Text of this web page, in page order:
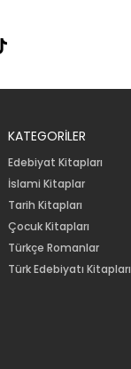
KATEGORİLER
Edebiyat Kitapları
İslami Kitaplar
Tarih Kitapları
Çocuk Kitapları
Türkçe Romanlar
Türk Edebiyatı Kitapları